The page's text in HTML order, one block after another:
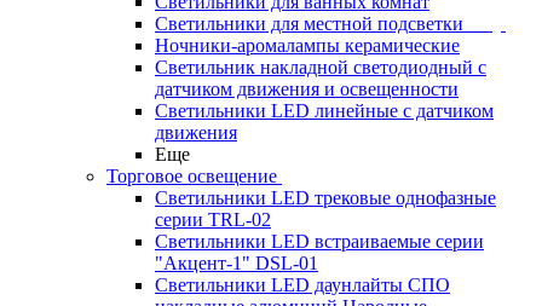
Светильники для местной подсветки
Ночники-аромалампы керамические
Светильник накладной светодиодный с
датчиком движения и освещенности
Светильники LED линейные с датчиком
движения
Еще
Торговое освещение
Светильники LED трековые однофазные
серии TRL-02
Светильники LED встраиваемые серии
"Акцент-1" DSL-01
Светильники LED даунлайты СПО